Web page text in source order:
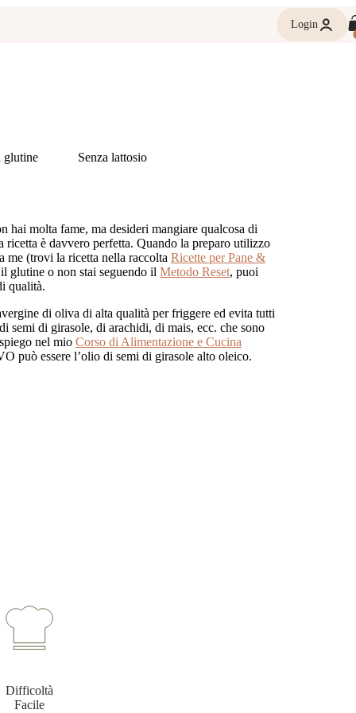
Login
glutine Senza lattosio
hai molta fame, ma desideri mangiare qualcosa di
ricetta è davvero perfetta. Quando la preparo utilizzo
me (trovi la ricetta nella raccolta Ricette per Pane &
glutine o non stai seguendo il Metodo Reset, puoi
qualità.
di oliva di alta qualità per friggere ed evita tutti
semi di girasole, di arachidi, di mais, ecc. che sono
nel mio Corso di Alimentazione e Cucina
può essere l’olio di semi di girasole alto oleico.
Difficoltà
Facile